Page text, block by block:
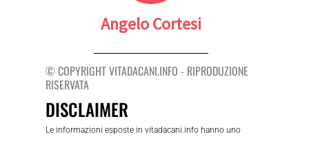
Angelo Cortesi
© COPYRIGHT VITADACANI.INFO - RIPRODUZIONE
RISERVATA
DISCLAIMER
Le informazioni esposte in vitadacani.info hanno uno